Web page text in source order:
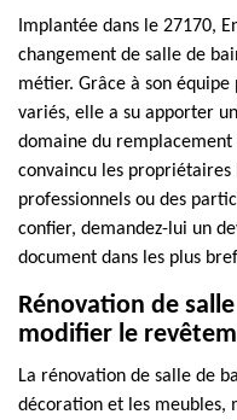
Implantée dans le 27170,
changement de salle de
métier. Grâce à son
variés, elle a su apporter
domaine du remplacement
convaincu les propriétaires
professionnels ou des
confier, demandez-lui un
document dans les plus
Rénovation de
modifier le
La rénovation de salle de
décoration et les meubles,